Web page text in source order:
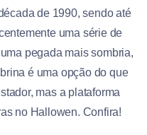
de 1990, sendo até
uma série de
pegada mais sombria,
é uma opção do que
mas a plataforma
no Hallowen. Confira!